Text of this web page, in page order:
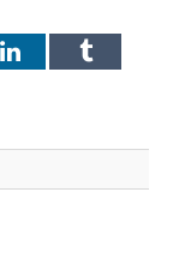
LinkedInTumblr